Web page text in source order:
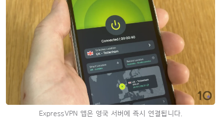
ExpressVPN 앱은 영국 서버에 즉시 연결됩니다.